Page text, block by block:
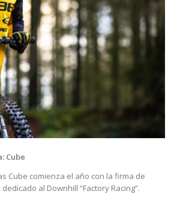
Cube
Cube comienza el año con la firma de
al Downhill “Factory Racing”.